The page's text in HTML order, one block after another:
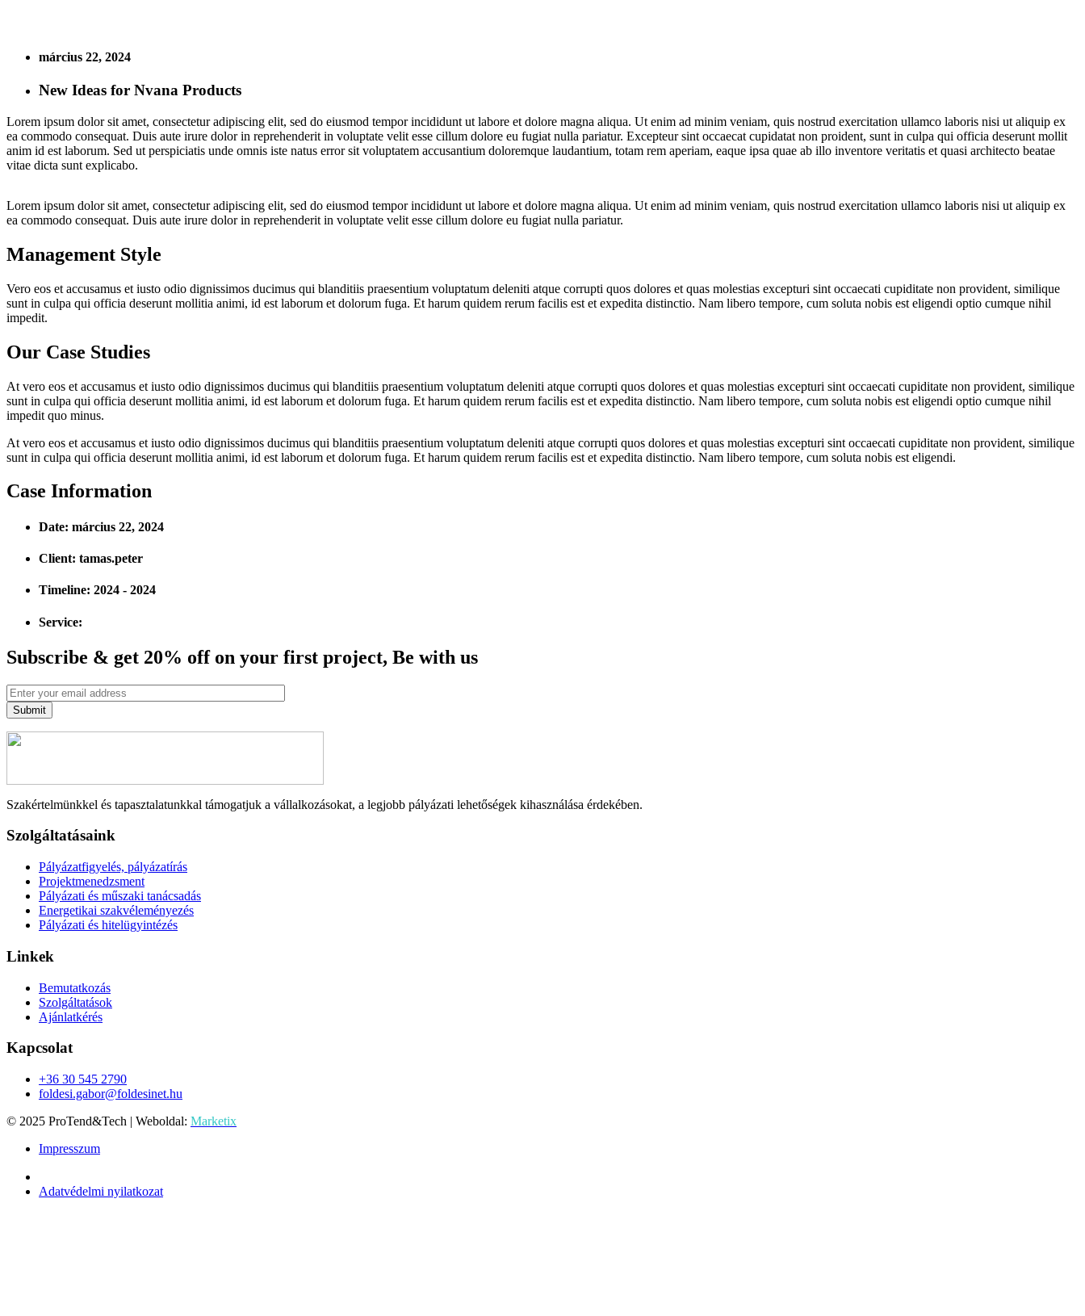
március 22, 2024
New Ideas for Nvana Products
Lorem ipsum dolor sit amet, consectetur adipiscing elit, sed do eiusmod tempor incididunt ut labore et dolore magna aliqua. Ut enim ad minim veniam, quis nostrud exercitation ullamco laboris nisi ut aliquip ex
ea commodo consequat. Duis aute irure dolor in reprehenderit in voluptate velit esse cillum dolore eu fugiat nulla pariatur. Excepteur sint occaecat cupidatat non proident, sunt in culpa qui officia deserunt mollit
anim id est laborum. Sed ut perspiciatis unde omnis iste natus error sit voluptatem accusantium doloremque laudantium, totam rem aperiam, eaque ipsa quae ab illo inventore veritatis et quasi architecto beatae
vitae dicta sunt explicabo.
Lorem ipsum dolor sit amet, consectetur adipiscing elit, sed do eiusmod tempor incididunt ut labore et dolore magna aliqua. Ut enim ad minim veniam, quis nostrud exercitation ullamco laboris nisi ut aliquip ex
ea commodo consequat. Duis aute irure dolor in reprehenderit in voluptate velit esse cillum dolore eu fugiat nulla pariatur.
Management Style
Vero eos et accusamus et iusto odio dignissimos ducimus qui blanditiis praesentium voluptatum deleniti atque corrupti quos dolores et quas molestias excepturi sint occaecati cupiditate non provident, similique
sunt in culpa qui officia deserunt mollitia animi, id est laborum et dolorum fuga. Et harum quidem rerum facilis est et expedita distinctio. Nam libero tempore, cum soluta nobis est eligendi optio cumque nihil
impedit.
Our Case Studies
At vero eos et accusamus et iusto odio dignissimos ducimus qui blanditiis praesentium voluptatum deleniti atque corrupti quos dolores et quas molestias excepturi sint occaecati cupiditate non provident, similique
sunt in culpa qui officia deserunt mollitia animi, id est laborum et dolorum fuga. Et harum quidem rerum facilis est et expedita distinctio. Nam libero tempore, cum soluta nobis est eligendi optio cumque nihil
impedit quo minus.
At vero eos et accusamus et iusto odio dignissimos ducimus qui blanditiis praesentium voluptatum deleniti atque corrupti quos dolores et quas molestias excepturi sint occaecati cupiditate non provident, similique
sunt in culpa qui officia deserunt mollitia animi, id est laborum et dolorum fuga. Et harum quidem rerum facilis est et expedita distinctio. Nam libero tempore, cum soluta nobis est eligendi.
Case Information
Date: március 22, 2024
Client: tamas.peter
Timeline: 2024 - 2024
Service:
Subscribe & get 20% off on your first project, Be with us
Submit
Szakértelmünkkel és tapasztalatunkkal támogatjuk a vállalkozásokat, a legjobb pályázati lehetőségek kihasználása érdekében.
Szolgáltatásaink
Pályázatfigyelés, pályázatírás
Projektmenedzsment
Pályázati és műszaki tanácsadás
Energetikai szakvéleményezés
Pályázati és hitelügyintézés
Linkek
Bemutatkozás
Szolgáltatások
Ajánlatkérés
Kapcsolat
+36 30 545 2790
foldesi.gabor@foldesinet.hu
© 2025 ProTend&Tech | Weboldal: Marketix
Impresszum
Adatvédelmi nyilatkozat